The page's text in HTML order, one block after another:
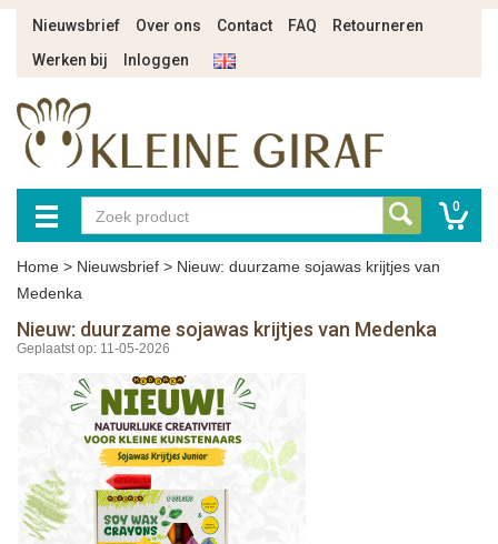
Nieuwsbrief Over ons Contact FAQ
Retourneren
Werken bij
Inloggen
0
Home > Nieuwsbrief > Nieuw: duurzame sojawas krijtjes van
Medenka
Nieuw: duurzame sojawas krijtjes van Medenka
Geplaatst op: 11-05-2026